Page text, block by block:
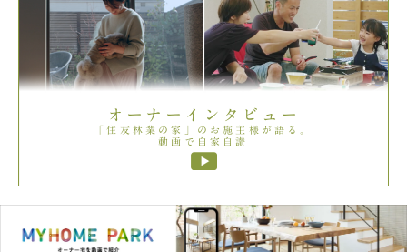
オーナーインタビュー
「住友林業の家」のお施主様が語る。
動画で自家自讃